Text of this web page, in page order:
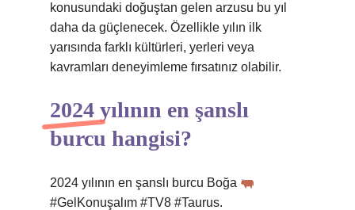
konusundaki doğuştan gelen arzusu bu yıl
daha da güçlenecek. Özellikle yılın ilk
yarısında farklı kültürleri, yerleri veya
kavramları deneyimleme fırsatınız olabilir.
2024 yılının en şanslı
burcu hangisi?
2024 yılının en şanslı burcu Boğa
#GelKonuşalım #TV8 #Taurus.